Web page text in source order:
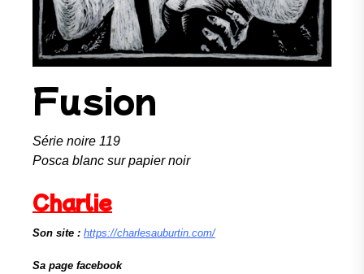
Fusion
Série noire 119
Posca blanc sur papier noir
Charlie
Son site : https://charlesauburtin.com/
Sa page facebook